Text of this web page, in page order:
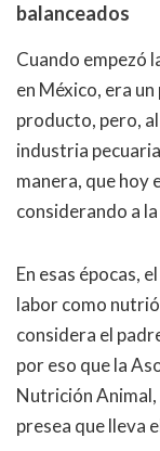
balanceados
Cuando empezó
en México, era
producto, pero,
industria
manera, que hoy
considerando a
En esas épocas,
labor como
considera el
por eso que la
Nutrición Animal,
presea que lleva